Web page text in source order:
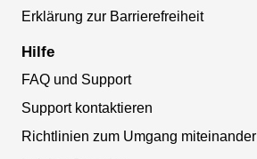
Erklärung zur Barrierefreiheit
Hilfe
FAQ und Support
Support kontaktieren
Richtlinien zum Umgang miteinander